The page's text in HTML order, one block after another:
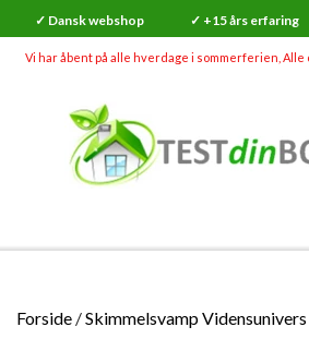
✓ Dansk webshop ✓ +15 års erfaring
Vi har åbent på alle hverdage i sommerferien,
SHOP
Forside Skimmelsvamp Vidensunivers